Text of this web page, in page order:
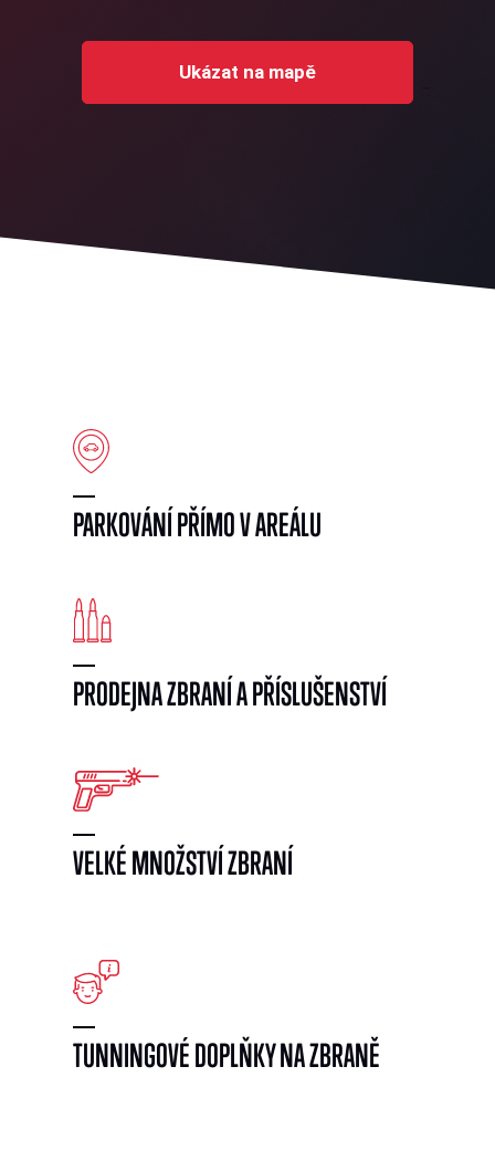
Ukázat na mapě
PARKOVÁNÍ PŘÍMO V AREÁLU
PRODEJNA ZBRANÍ A PŘÍSLUŠENSTVÍ
VELKÉ MNOŽSTVÍ ZBRANÍ
TUNNINGOVÉ DOPLŇKY NA ZBRANĚ